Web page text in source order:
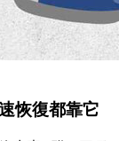
恢復都靠它